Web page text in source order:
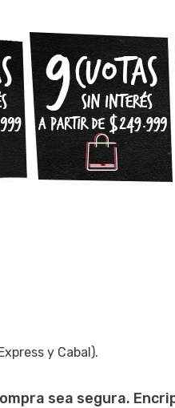
y Cabal).
sea segura.